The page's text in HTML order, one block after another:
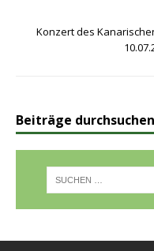
Konzert des
Beiträge durchsuchen